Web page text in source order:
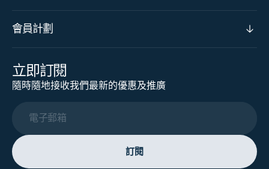
會員計劃
立即訂閱
隨時隨地接收我們最新的優惠及推廣
電子郵箱
訂閱